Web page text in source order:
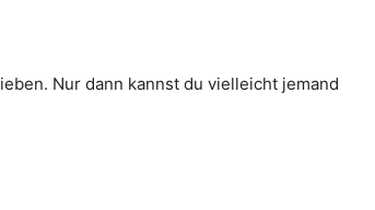
Nur dann kannst du vielleicht jemand